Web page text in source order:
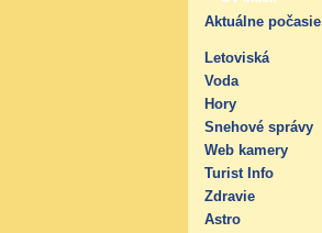
Aktuálne počasie
Letoviská
Voda
Hory
Snehové správy
Web kamery
Turist Info
Zdravie
Astro